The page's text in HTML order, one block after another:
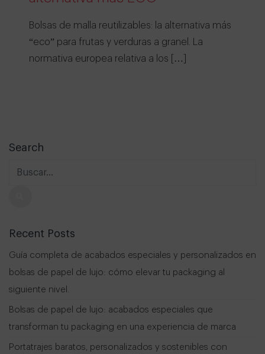
Bolsas de malla reutilizables: la alternativa más
“eco” para frutas y verduras a granel. La
normativa europea relativa a los […]
Search
Recent Posts
Guía completa de acabados especiales y personalizados en
bolsas de papel de lujo: cómo elevar tu packaging al
siguiente nivel.
Bolsas de papel de lujo: acabados especiales que
transforman tu packaging en una experiencia de marca
Portatrajes baratos, personalizados y sostenibles con